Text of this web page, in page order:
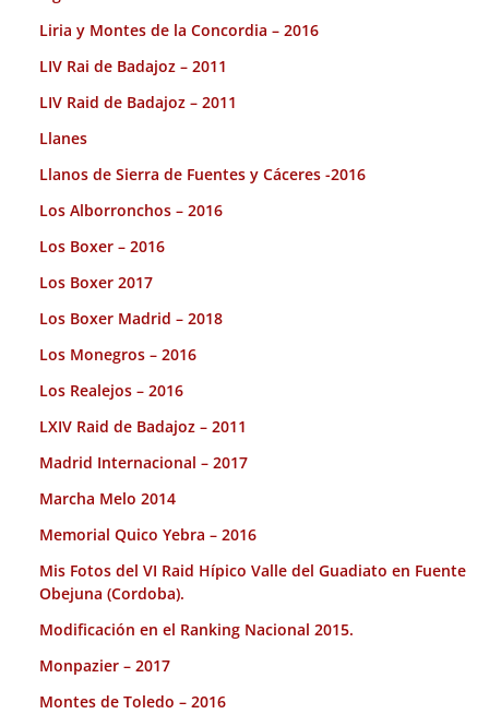
Liria y Montes de la Concordia – 2016
LIV Rai de Badajoz – 2011
LIV Raid de Badajoz – 2011
Llanes
Llanos de Sierra de Fuentes y Cáceres -2016
Los Alborronchos – 2016
Los Boxer – 2016
Los Boxer 2017
Los Boxer Madrid – 2018
Los Monegros – 2016
Los Realejos – 2016
LXIV Raid de Badajoz – 2011
Madrid Internacional – 2017
Marcha Melo 2014
Memorial Quico Yebra – 2016
Mis Fotos del VI Raid Hípico Valle del Guadiato en Fuente
Obejuna (Cordoba).
Modificación en el Ranking Nacional 2015.
Monpazier – 2017
Montes de Toledo – 2016